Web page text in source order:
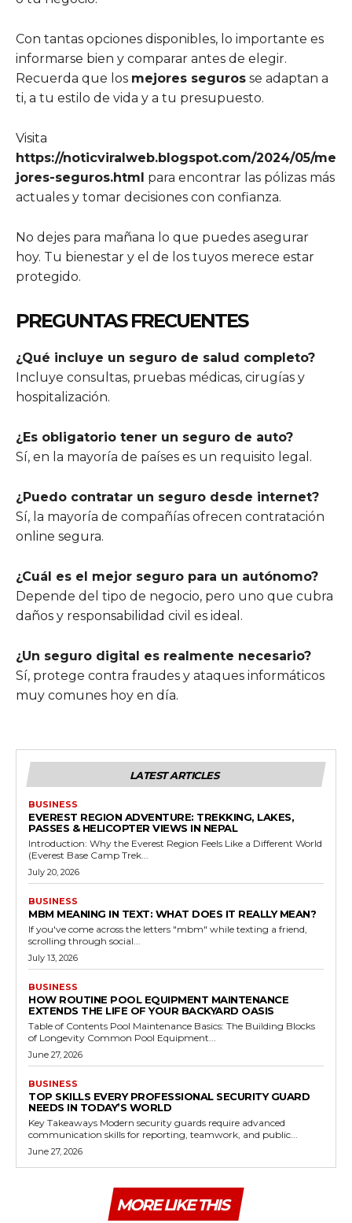
Con tantas opciones disponibles, lo importante es
informarse bien y comparar antes de elegir.
Recuerda que los mejores seguros se adaptan a
ti, a tu estilo de vida y a tu presupuesto.
Visita
https://noticviralweb.blogspot.com/2024/05/me
jores-seguros.html para encontrar las pólizas más
actuales y tomar decisiones con confianza.
No dejes para mañana lo que puedes asegurar
hoy. Tu bienestar y el de los tuyos merece estar
protegido.
PREGUNTAS FRECUENTES
¿Qué incluye un seguro de salud completo?
Incluye consultas, pruebas médicas, cirugías y
hospitalización.
¿Es obligatorio tener un seguro de auto?
Sí, en la mayoría de países es un requisito legal.
¿Puedo contratar un seguro desde internet?
Sí, la mayoría de compañías ofrecen contratación
online segura.
¿Cuál es el mejor seguro para un autónomo?
Depende del tipo de negocio, pero uno que cubra
daños y responsabilidad civil es ideal.
¿Un seguro digital es realmente necesario?
Sí, protege contra fraudes y ataques informáticos
muy comunes hoy en día.
LATEST ARTICLES
BUSINESS
EVEREST REGION ADVENTURE: TREKKING, LAKES,
PASSES & HELICOPTER VIEWS IN NEPAL
Introduction: Why the Everest Region Feels Like a Different World
(Everest Base Camp Trek...
July 20, 2026
BUSINESS
MBM MEANING IN TEXT: WHAT DOES IT REALLY MEAN?
If you've come across the letters "mbm" while texting a friend,
scrolling through social...
July 13, 2026
BUSINESS
HOW ROUTINE POOL EQUIPMENT MAINTENANCE
EXTENDS THE LIFE OF YOUR BACKYARD OASIS
Table of Contents Pool Maintenance Basics: The Building Blocks
of Longevity Common Pool Equipment...
June 27, 2026
BUSINESS
TOP SKILLS EVERY PROFESSIONAL SECURITY GUARD
NEEDS IN TODAY’S WORLD
Key Takeaways Modern security guards require advanced
communication skills for reporting, teamwork, and public...
June 27, 2026
MORE LIKE THIS